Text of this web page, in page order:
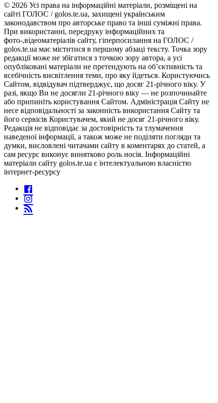
© 2026 Усі права на інформаційні матеріали, розміщені на
сайті ГОЛОС / golos.te.ua, захищені українським
законодавством про авторське право та інші суміжні права.
При використанні, передруку інформаційних та
фото-,відеоматеріалів сайту, гіперпосилання на ГОЛОС /
golos.te.ua має міститися в першому абзаці тексту. Точка зору
редакції може не збігатися з точкою зору автора, а усі
опубліковані матеріали не претендують на об’єктивність та
всебічність висвітлення теми, про яку йдеться. Користуючись
Сайтом, відвідувач підтверджує, що досяг 21-річного віку. У
разі, якщо Ви не досягли 21-річного віку — не розпочинайте
або припиніть користування Сайтом. Адміністрація Сайту не
несе відповідальності за законність використання Сайту та
його сервісів Користувачем, який не досяг 21-річного віку.
Редакція не відповідає за достовірність та тлумачення
наведеної інформації, а також може не поділяти погляди та
думки, висловлені читачами сайту в коментарях до статей, а
сам ресурс виконує винятково роль носія. Інформаційні
матеріали сайту golos.te.ua є інтелектуальною власністю
інтернет-ресурсу